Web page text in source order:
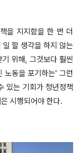
을 지지함을 한 번 더
할 생각을 하지 않는
위해, 그것보다 훨씬
노동을 포기하는' 그런
있는 기회가 청년정책
시행되어야 한다.